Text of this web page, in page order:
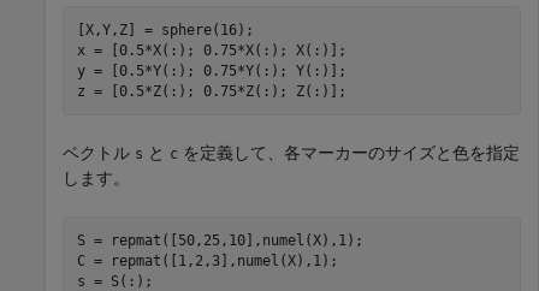
[X,Y,Z] = sphere(16);
x = [0.5*X(:); 0.75*X(:); X(:)];
y = [0.5*Y(:); 0.75*Y(:); Y(:)];
z = [0.5*Z(:); 0.75*Z(:); Z(:)];
ベクトル s と c を定義して、各マーカーのサイズと色を指定
します。
S = repmat([50,25,10],numel(X),1);
C = repmat([1,2,3],numel(X),1);
s = S(:);